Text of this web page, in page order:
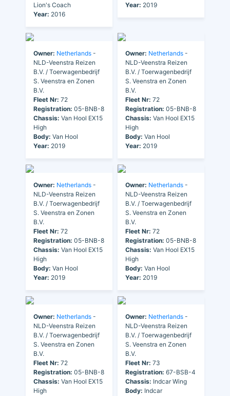
Lion's Coach
Year: 2016
Year: 2019
Owner: Netherlands -
NLD-Veenstra Reizen
B.V. / Toerwagenbedrijf
S. Veenstra en Zonen
B.V.
Fleet Nr: 72
Registration: 05-BNB-8
Chassis: Van Hool EX15
High
Body: Van Hool
Year: 2019
Owner: Netherlands -
NLD-Veenstra Reizen
B.V. / Toerwagenbedrijf
S. Veenstra en Zonen
B.V.
Fleet Nr: 72
Registration: 05-BNB-8
Chassis: Van Hool EX15
High
Body: Van Hool
Year: 2019
Owner: Netherlands -
NLD-Veenstra Reizen
B.V. / Toerwagenbedrijf
S. Veenstra en Zonen
B.V.
Fleet Nr: 72
Registration: 05-BNB-8
Chassis: Van Hool EX15
High
Body: Van Hool
Year: 2019
Owner: Netherlands -
NLD-Veenstra Reizen
B.V. / Toerwagenbedrijf
S. Veenstra en Zonen
B.V.
Fleet Nr: 72
Registration: 05-BNB-8
Chassis: Van Hool EX15
High
Body: Van Hool
Year: 2019
Owner: Netherlands -
NLD-Veenstra Reizen
B.V. / Toerwagenbedrijf
S. Veenstra en Zonen
B.V.
Fleet Nr: 72
Registration: 05-BNB-8
Chassis: Van Hool EX15
High
Owner: Netherlands -
NLD-Veenstra Reizen
B.V. / Toerwagenbedrijf
S. Veenstra en Zonen
B.V.
Fleet Nr: 73
Registration: 67-BSB-4
Chassis: Indcar Wing
Body: Indcar